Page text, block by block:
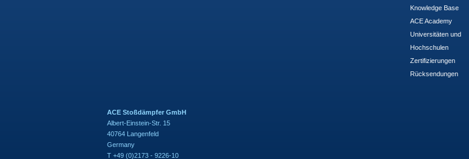
Knowledge Base
ACE Academy
Universitäten und
Hochschulen
Zertifizierungen
Rücksendungen
ACE Stoßdämpfer GmbH
Albert-Einstein-Str. 15
40764 Langenfeld
Germany
T +49 (0)2173 - 9226-10